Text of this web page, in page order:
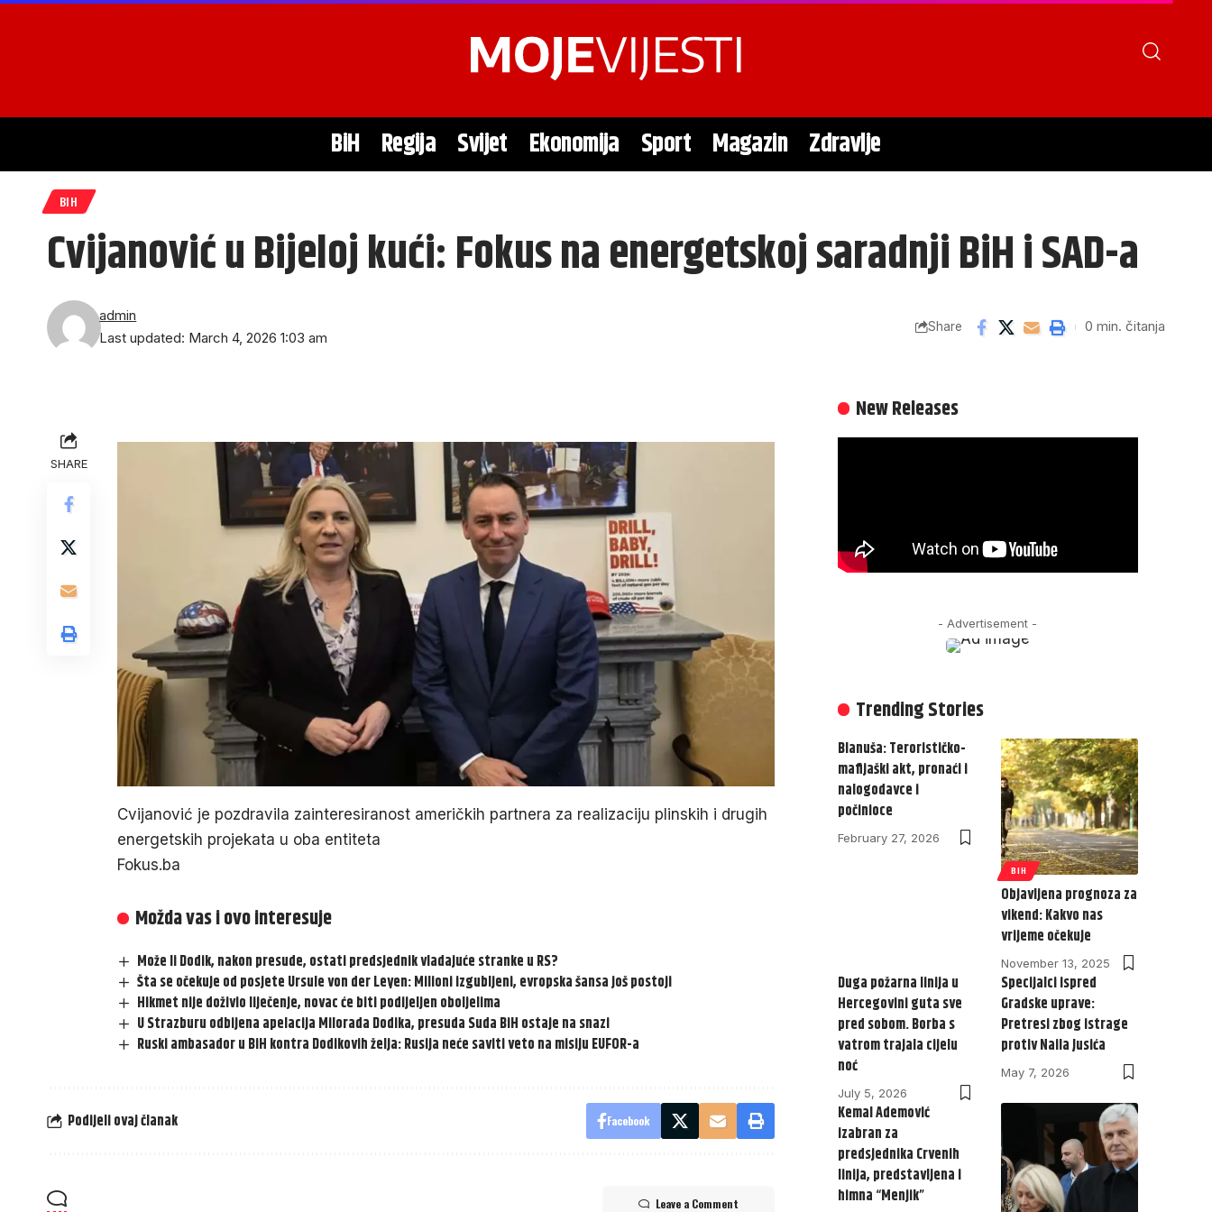
BiH Regija Svijet Ekonomija Sport Magazin Zdravlje
BIH
Cvijanović u Bijeloj kući: Fokus na energetskoj saradnji BiH i SAD-a
Last updated: March 4, 2026 1:03 am
admin
Share 0 min. čitanja
SHARE
Cvijanović je pozdravila zainteresiranost američkih partnera za realizaciju plinskih i drugih
energetskih projekata u oba entiteta
Fokus.ba
Možda vas i ovo interesuje
Može li Dodik, nakon presude, ostati predsjednik vladajuće stranke u RS?
Šta se očekuje od posjete Ursule von der Leyen: Milioni izgubljeni, evropska šansa još postoji
Hikmet nije doživio liječenje, novac će biti podijeljen oboljelima
U Strazburu odbijena apelacija Milorada Dodika, presuda Suda BiH ostaje na snazi
Ruski ambasador u BiH kontra Dodikovih želja: Rusija neće saviti veto na misiju EUFOR-a
Podijeli ovaj članak Facebook
Leave a Comment
New Releases
- Advertisement -
Trending Stories
Blanuša: Terorističko-
mafijaški akt, pronaći i
nalogodavce i
počinioce
February 27, 2026
BIH
Objavljena prognoza za
vikend: Kakvo nas
vrijeme očekuje
November 13, 2025
Duga požarna linija u
Hercegovini guta sve
pred sobom. Borba s
vatrom trajala cijelu
noć
July 5, 2026
Specijalci ispred
Gradske uprave:
Pretresi zbog istrage
protiv Naila Jusića
May 7, 2026
Kemal Ademović
izabran za
predsjednika Crvenih
linija, predstavljena i
himna “Menjik”